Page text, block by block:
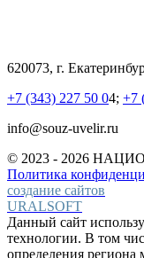
620073, г.
+7 (343) 227 50 04; +7
info@souz-uvelir.ru
© 2023 - 2026
Политика
создание сайтов
URALSOFT
Данный сайт
технологии. В том
определения